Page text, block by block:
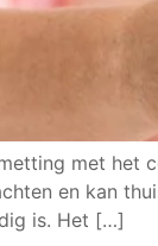
met het
en kan
is. Het […]